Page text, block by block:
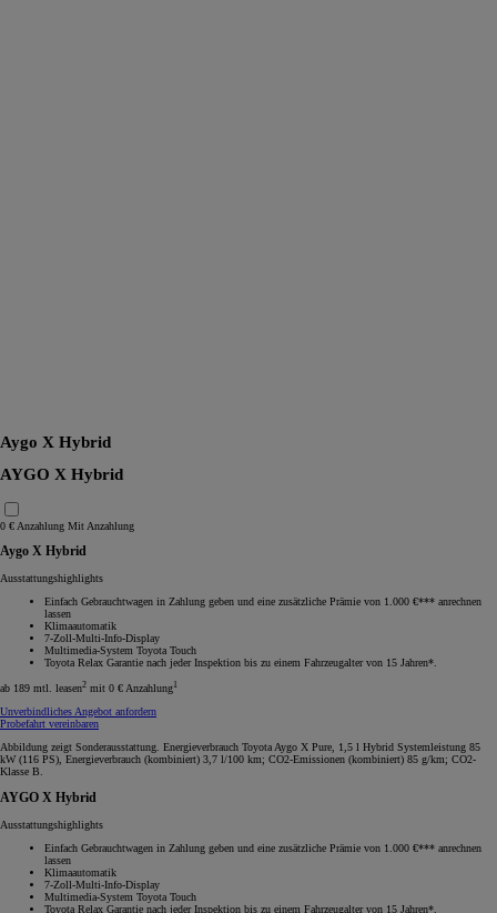
Aygo X Hybrid
AYGO X Hybrid
0 € Anzahlung Mit Anzahlung
Aygo X Hybrid
Ausstattungshighlights
Einfach Gebrauchtwagen in Zahlung geben und eine zusätzliche Prämie von 1.000 €*** anrechnen
lassen
Klimaautomatik
7-Zoll-Multi-Info-Display
Multimedia-System Toyota Touch
Toyota Relax Garantie nach jeder Inspektion bis zu einem Fahrzeugalter von 15 Jahren*.
ab 189 mtl. leasen2 mit 0 € Anzahlung1
Unverbindliches Angebot anfordern
Probefahrt vereinbaren
Abbildung zeigt Sonderausstattung. Energieverbrauch Toyota Aygo X Pure, 1,5 l Hybrid Systemleistung 85
kW (116 PS), Energieverbrauch (kombiniert) 3,7 l/100 km; CO2-Emissionen (kombiniert) 85 g/km; CO2-
Klasse B.
AYGO X Hybrid
Ausstattungshighlights
Einfach Gebrauchtwagen in Zahlung geben und eine zusätzliche Prämie von 1.000 €*** anrechnen
lassen
Klimaautomatik
7-Zoll-Multi-Info-Display
Multimedia-System Toyota Touch
Toyota Relax Garantie nach jeder Inspektion bis zu einem Fahrzeugalter von 15 Jahren*.